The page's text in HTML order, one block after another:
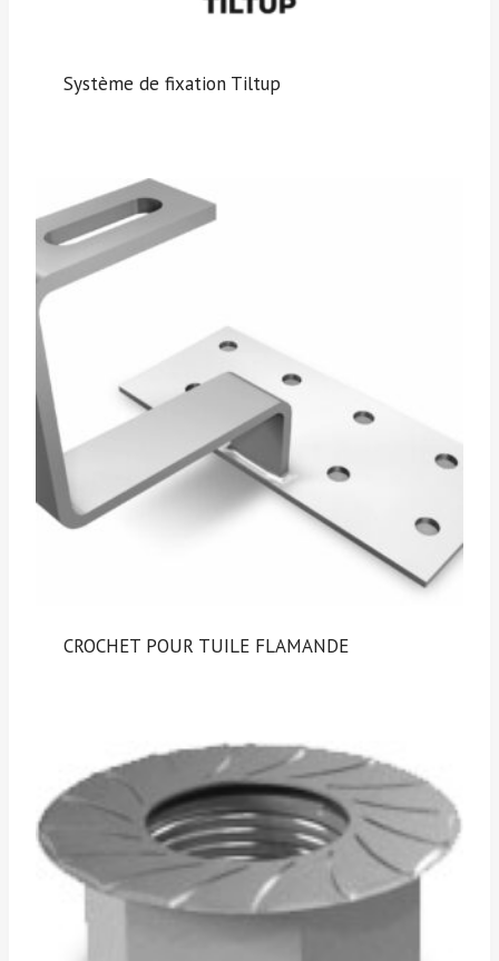
Système de fixation Tiltup
CROCHET POUR TUILE FLAMANDE